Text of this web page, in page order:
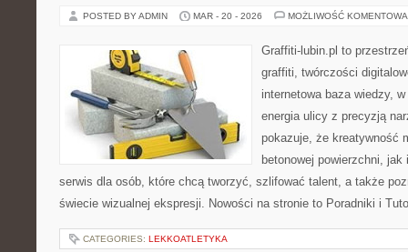
POSTED BY ADMIN MAR - 20 - 2026 MOŻLIWOŚĆ
Graffiti-lubin.pl to
graffiti, twórczości
internetowa baza wiedzy,
energia ulicy z precyzją
pokazuje, że kreatywność
betonowej powierzchni, jak
serwis dla osób, które chcą tworzyć, szlifować talent, a także
świecie wizualnej ekspresji. Nowości na stronie to Poradniki i
CATEGORIES: LEKKOATLETYKA